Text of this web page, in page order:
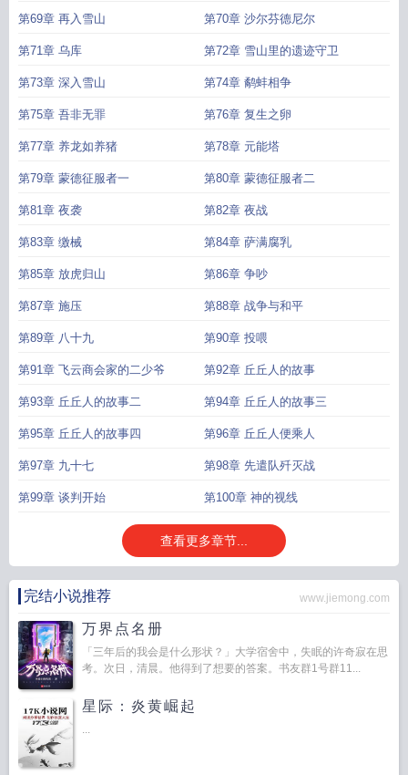
第69章 再入雪山 第70章 沙尔芬德尼尔
第71章 乌库 第72章 雪山里的遗迹守卫
第73章 深入雪山 第74章 鹬蚌相争
第75章 吾非无罪 第76章 复生之卵
第77章 养龙如养猪 第78章 元能塔
第79章 蒙德征服者一 第80章 蒙德征服者二
第81章 夜袭 第82章 夜战
第83章 缴械 第84章 萨满腐乳
第85章 放虎归山 第86章 争吵
第87章 施压 第88章 战争与和平
第89章 八十九 第90章 投喂
第91章 飞云商会家的二少爷 第92章 丘丘人的故事
第93章 丘丘人的故事二 第94章 丘丘人的故事三
第95章 丘丘人的故事四 第96章 丘丘人便乘人
第97章 九十七 第98章 先遣队歼灭战
第99章 谈判开始 第100章 神的视线
查看更多章节...
完结小说推荐 www.jiemong.com
万界点名册
「三年后的我会是什么形状？」大学宿舍中，失眠的许奇寂在思
考。次日，清晨。他得到了想要的答案。书友群1号群11...
星际：炎黄崛起
...